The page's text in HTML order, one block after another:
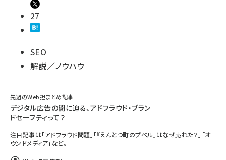
27
SEO
解説／ノウハウ
先週のWeb担まとめ記事
デジタル広告の闇に迫る、アドフラウド・ブラン
ドセーフティって？
注目記事は「アドフラウド問題」「『えんとつ町のプペル』はなぜ売れた？」「オ
ウンドメディア」など。